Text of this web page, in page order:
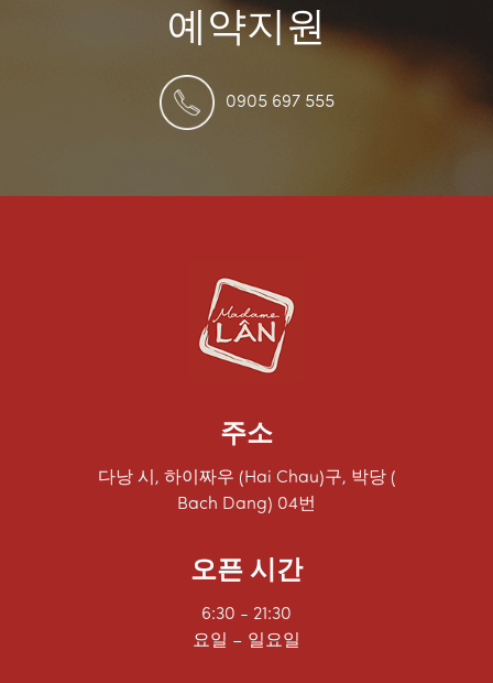
예약지원
0905 697 555
주소
다낭 시, 하이짜우 (Hai Chau)구, 박당 (
Bach Dang) 04번
오픈 시간
6:30 - 21:30
요일 – 일요일